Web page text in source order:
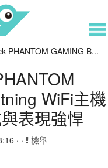
PHANTOM GAMING B...
WiFi主機
表現強悍
· · 檢舉